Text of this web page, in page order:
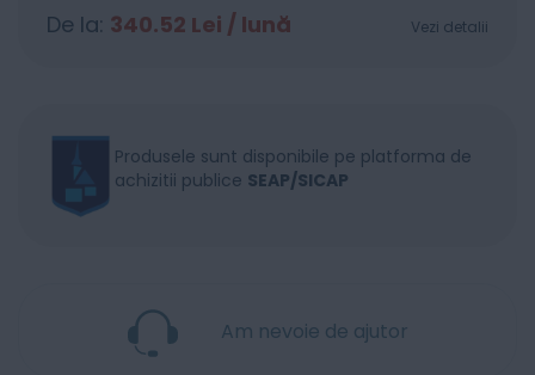
De la: 340.52 Lei / lună Vezi detalii
Produsele sunt disponibile pe platforma de
achizitii publice SEAP/SICAP
Am nevoie de ajutor